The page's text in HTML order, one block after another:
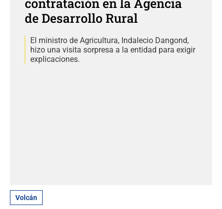
de Desarrollo Rural
El ministro de Agricultura, Indalecio Dangond,
hizo una visita sorpresa a la entidad para exigir
explicaciones.
Volcán